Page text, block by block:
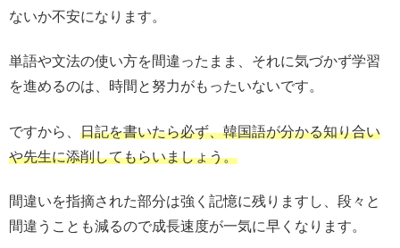
ないか不安になります。
単語や文法の使い方を間違ったまま、それに気づかず学習
を進めるのは、時間と努力がもったいないです。
ですから、 日記を書いたら必ず、韓国語が分かる知り合い
や先生に添削してもらいましょう。
間違いを指摘された部分は強く記憶に残りますし、段々と
間違うことも減るので成長速度が一気に早くなります。